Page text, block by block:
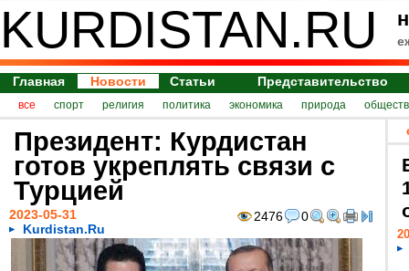
KURDISTAN.RU
Главная Новости Статьи Представительство
все спорт религия политика экономика природа
Президент: Курдистан
готов укреплять связи с
Турцией
2476 0
2023-05-31
Kurdistan.Ru